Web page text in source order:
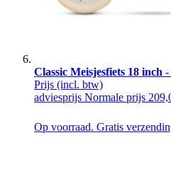
Classic Meisjesfiets 18 inch -
Prijs (incl. btw)
adviesprijs Normale prijs
Op voorraad. Gratis